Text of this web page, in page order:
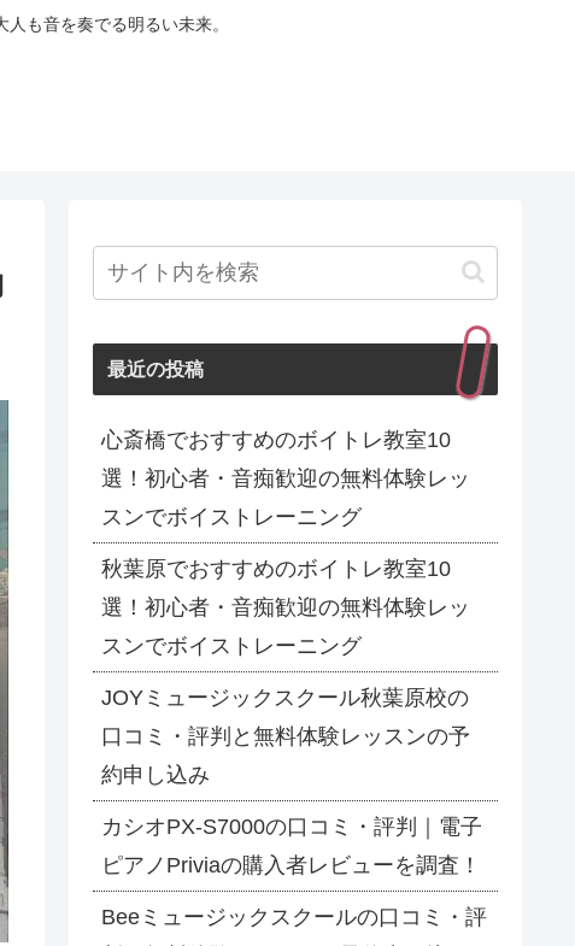
も音を奏でる明るい未来。
最近の投稿
心斎橋でおすすめのボイトレ教室10
選！初心者・音痴歓迎の無料体験レッ
スンでボイストレーニング
秋葉原でおすすめのボイトレ教室10
選！初心者・音痴歓迎の無料体験レッ
スンでボイストレーニング
JOYミュージックスクール秋葉原校の
口コミ・評判と無料体験レッスンの予
約申し込み
カシオPX-S7000の口コミ・評判｜電子
ピアノPriviaの購入者レビューを調査！
Beeミュージックスクールの口コミ・評